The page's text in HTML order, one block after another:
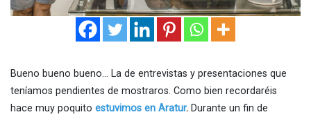
Bueno bueno bueno… La de entrevistas y presentaciones que
teníamos pendientes de mostraros. Como bien recordaréis
hace muy poquito estuvimos en Aratur. Durante un fin de